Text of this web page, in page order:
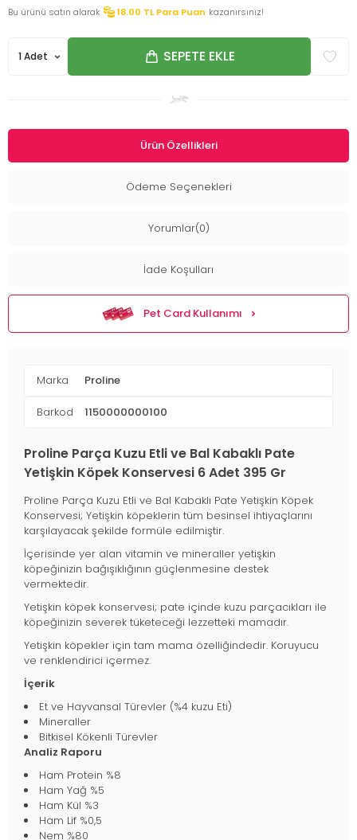
Bu ürünü satın alarak 18.00 TL Para Puan kazanırsınız!
SEPETE EKLE
Ürün Özellikleri
Ödeme Seçenekleri
Yorumlar(0)
İade Koşulları
Pet Card Kullanımı
Marka Proline
Barkod 1150000000100
Proline Parça Kuzu Etli ve Bal Kabaklı Pate
Yetişkin Köpek Konservesi 6 Adet 395 Gr
Proline Parça Kuzu Etli ve Bal Kabaklı Pate Yetişkin Köpek
Konservesi; Yetişkin köpeklerin tüm besinsel ihtiyaçlarını
karşılayacak şekilde formüle edilmiştir.
İçerisinde yer alan vitamin ve mineraller yetişkin
köpeğinizin bağışıklığının güçlenmesine destek
vermektedir.
Yetişkin köpek konservesi; pate içinde kuzu parçacıkları ile
köpeğinizin severek tüketeceği lezzetteki mamadır.
Yetişkin köpekler için tam mama özelliğindedir. Koruyucu
ve renklendirici içermez.
İçerik
Et ve Hayvansal Türevler (%4 kuzu Eti)
Mineraller
Bitkisel Kökenli Türevler
Analiz Raporu
Ham Protein %8
Ham Yağ %5
Ham Kül %3
Ham Lif %0,5
Nem %80